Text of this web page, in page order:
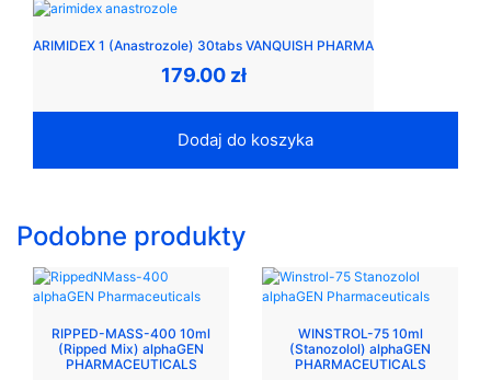
ARIMIDEX 1 (Anastrozole) 30tabs VANQUISH PHARMA
179.00 zł
Dodaj do koszyka
Podobne produkty
RIPPED-MASS-400 10ml
(Ripped Mix) alphaGEN
PHARMACEUTICALS
WINSTROL-75 10ml
(Stanozolol) alphaGEN
PHARMACEUTICALS